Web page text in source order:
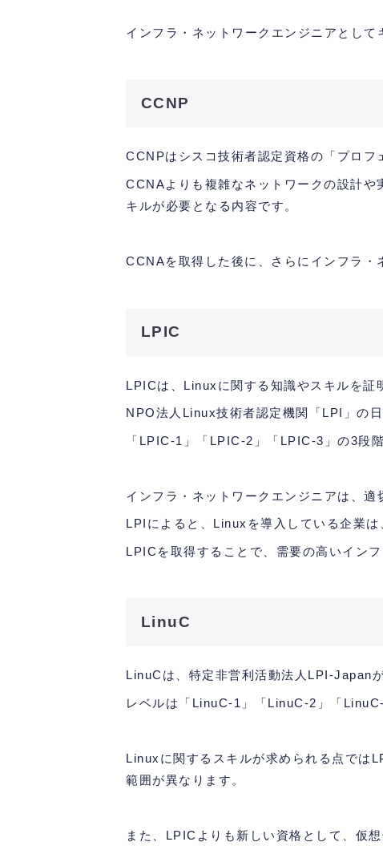
インフラ・ネットワークエンジニアとして
CCNP
CCNPはシスコ技術者認定資格の「プロフ
CCNAよりも複雑なネットワークの設計や
キルが必要となる内容です。
CCNAを取得した後に、さらにインフラ・
LPIC
LPICは、Linuxに関する知識やスキルを証
NPO法人Linux技術者認定機関「LPI」の
「LPIC-1」「LPIC-2」「LPIC-3」の3段
インフラ・ネットワークエンジニアは、
LPIによると、Linuxを導入している企業は
LPICを取得することで、需要の高いイン
LinuC
LinuCは、特定非営利活動法人LPI-Japan
レベルは「LinuC-1」「LinuC-2」「
Linuxに関するスキルが求められる点では
範囲が異なります。
また、LPICよりも新しい資格として、仮